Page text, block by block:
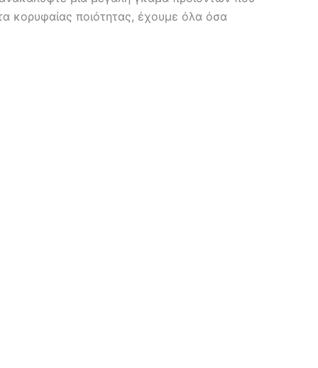
κορυφαίας ποιότητας, έχουμε όλα όσα